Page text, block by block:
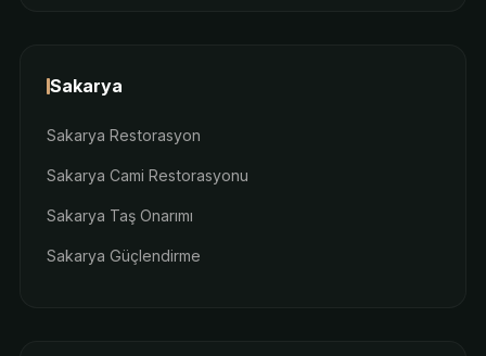
Sakarya
Sakarya Restorasyon
Sakarya Cami Restorasyonu
Sakarya Taş Onarımı
Sakarya Güçlendirme